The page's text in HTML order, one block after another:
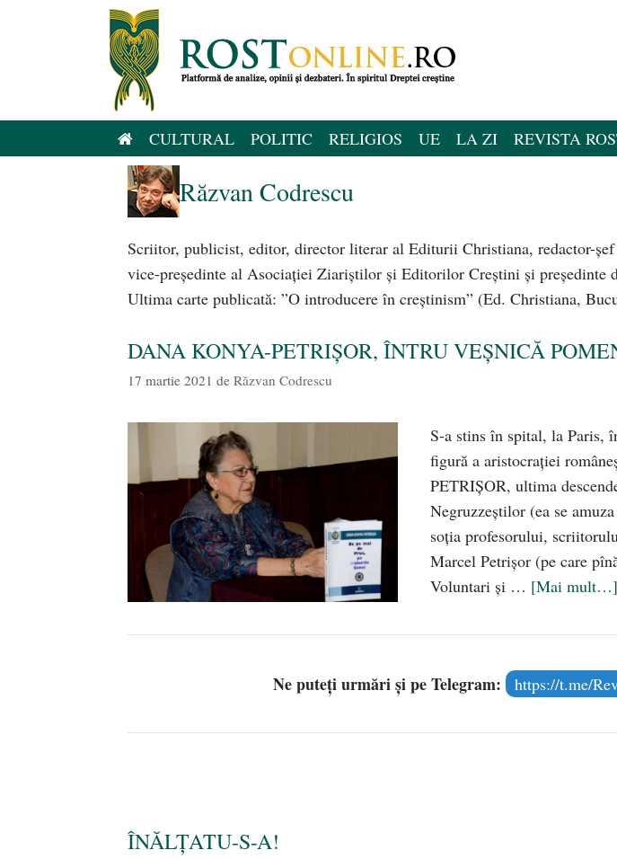
CULTURAL POLITIC RELIGIOS UE LA ZI REVISTA
Răzvan Codrescu
Scriitor, publicist, editor, director literar al Editurii Christiana, redactor-
vice-preşedinte al Asociaţiei Ziariştilor şi Editorilor Creştini şi preşedinte
Ultima carte publicată: ”O introducere în creștinism” (Ed. Christiana,
DANA KONYA-PETRIȘOR, ÎNTRU VEȘNICĂ
17 martie 2021 de Răzvan Codrescu
S-a stins în spital, la Paris,
figură a aristocrației
PETRIȘOR, ultima
Negruzzeștilor (ea se
soția profesorului,
Marcel Petrișor (pe care
Voluntari și … [Mai mult…]
Ne puteți urmări și pe Telegram: https://t.me/
ÎNĂLȚATU-S-A!